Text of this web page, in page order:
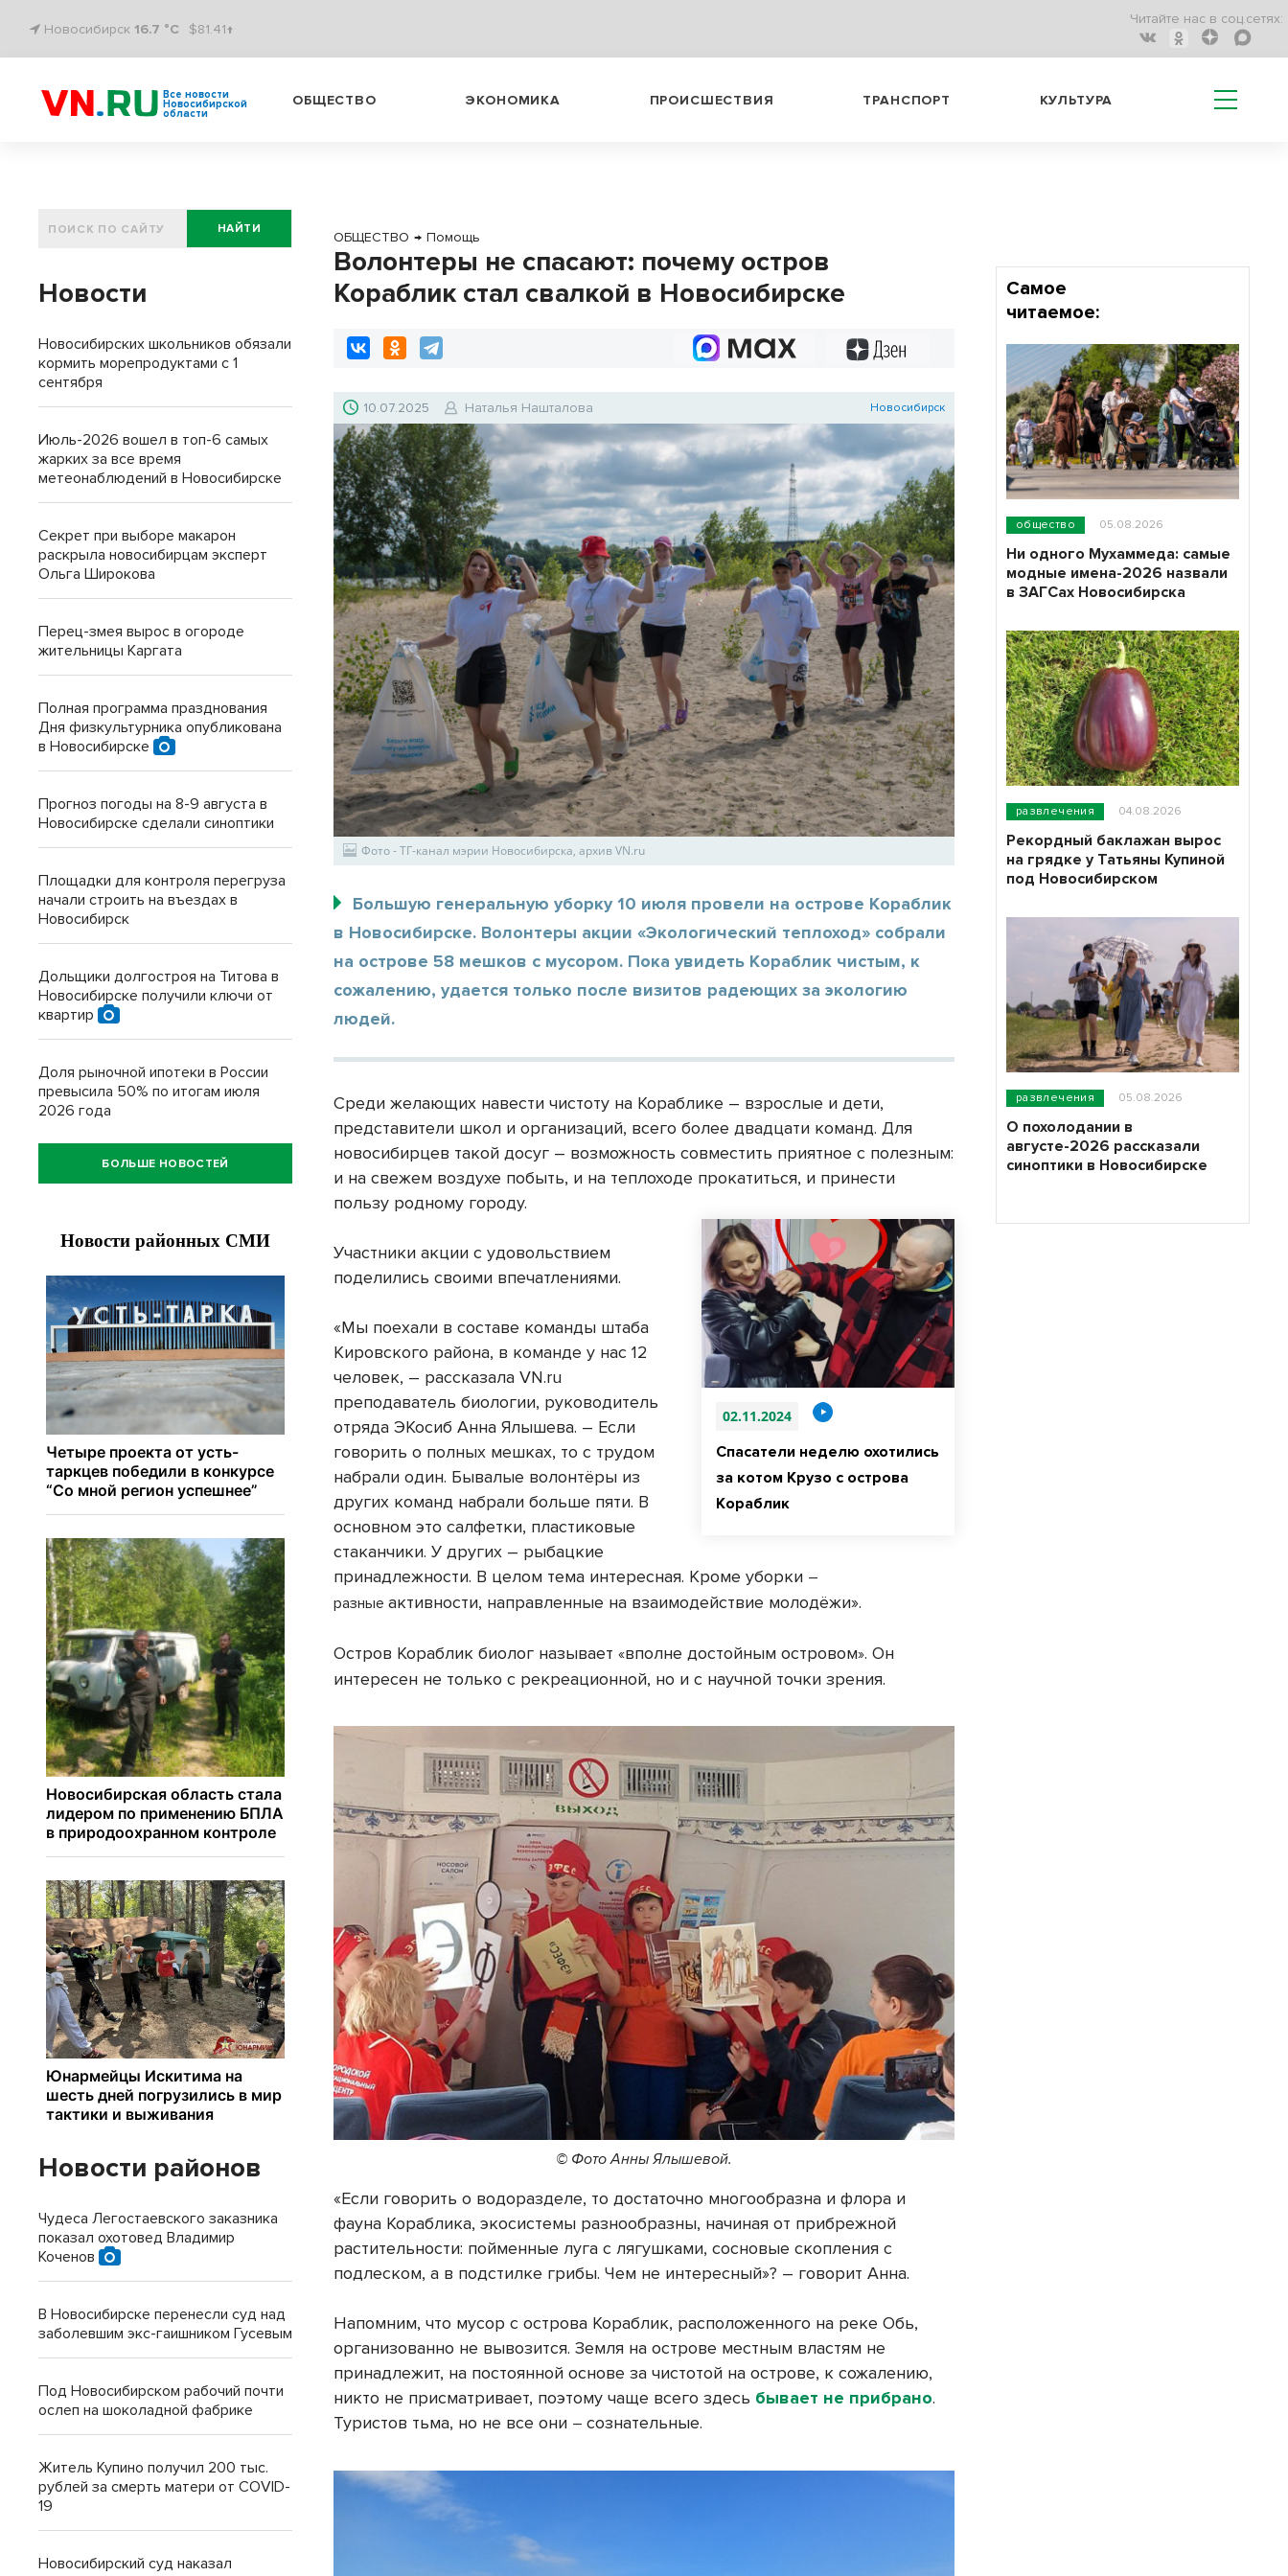
Новосибирск 16.7 °C $81.41↑
Читайте нас в соц.сетях:
Все новости
Новосибирской
области
ОБЩЕСТВО ЭКОНОМИКА ПРОИСШЕСТВИЯ ТРАНСПОРТ КУЛЬТУРА
ОБЩЕСТВО → Помощь
Волонтеры не спасают: почему остров
Кораблик стал свалкой в Новосибирске
10.07.2025 Наталья Нашталова Новосибирск
Фото - ТГ-канал мэрии Новосибирска, архив VN.ru
Большую генеральную уборку 10 июля провели на острове Кораблик
в Новосибирске. Волонтеры акции «Экологический теплоход» собрали
на острове 58 мешков с мусором. Пока увидеть Кораблик чистым, к
сожалению, удается только после визитов радеющих за экологию
людей.
Среди желающих навести чистоту на Кораблике – взрослые и дети,
представители школ и организаций, всего более двадцати команд. Для
новосибирцев такой досуг – возможность совместить приятное с полезным:
и на свежем воздухе побыть, и на теплоходе прокатиться, и принести
пользу родному городу.
02.11.2024
Спасатели неделю охотились
за котом Крузо с острова
Кораблик
Участники акции с удовольствием
поделились своими впечатлениями.
«Мы поехали в составе команды штаба
Кировского района, в команде у нас 12
человек, – рассказала VN.ru
преподаватель биологии, руководитель
отряда ЭКосиб Анна Ялышева. – Если
говорить о полных мешках, то с трудом
набрали один. Бывалые волонтёры из
других команд набрали больше пяти. В
основном это салфетки, пластиковые
стаканчики. У других – рыбацкие
принадлежности. В целом тема интересная. Кроме уборки –
разныеактивности, направленные на взаимодействие молодёжи».
Остров Кораблик биолог называет«вполне достойным островом». Он
интересен не только с рекреационной, но и с научной точки зрения.
© Фото Анны Ялышевой.
«Если говорить о водоразделе, то достаточно многообразна и флора и
фауна Кораблика, экосистемы разнообразны, начиная от прибрежной
растительности: пойменные луга с лягушками, сосновые скопления с
подлеском, а в подстилке грибы. Чем не интересный»? – говорит Анна.
Напомним, что мусор с острова Кораблик, расположенного на реке Обь,
организованно не вывозится. Земля на острове местным властям не
принадлежит, на постоянной основе за чистотой на острове, к сожалению,
никто не присматривает, поэтому чаще всего здесь бывает не прибрано.
Туристов тьма, но не все они –сознательные.
НАЙТИ
Новости
Новосибирских школьников обязали
кормить морепродуктами с 1
сентября
Июль-2026 вошел в топ-6 самых
жарких за все время
метеонаблюдений в Новосибирске
Секрет при выборе макарон
раскрыла новосибирцам эксперт
Ольга Широкова
Перец-змея вырос в огороде
жительницы Каргата
Полная программа празднования
Дня физкультурника опубликована
в Новосибирске
Прогноз погоды на 8-9 августа в
Новосибирске сделали синоптики
Площадки для контроля перегруза
начали строить на въездах в
Новосибирск
Дольщики долгостроя на Титова в
Новосибирске получили ключи от
квартир
Доля рыночной ипотеки в России
превысила 50% по итогам июля
2026 года
БОЛЬШЕ НОВОСТЕЙ
Новости районов
Чудеса Легостаевского заказника
показал охотовед Владимир
Коченов
В Новосибирске перенесли суд над
заболевшим экс-гаишником Гусевым
Под Новосибирском рабочий почти
ослеп на шоколадной фабрике
Житель Купино получил 200 тыс.
рублей за смерть матери от COVID-
19
Новосибирский суд наказал
Самое
читаемое:
общество 05.08.2026
Ни одного Мухаммеда: самые
модные имена-2026 назвали
в ЗАГСах Новосибирска
развлечения 04.08.2026
Рекордный баклажан вырос
на грядке у Татьяны Купиной
под Новосибирском
развлечения 05.08.2026
О похолодании в
августе-2026 рассказали
синоптики в Новосибирске